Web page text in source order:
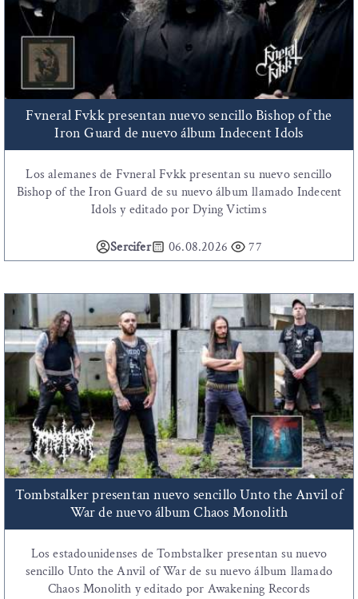
Fvneral Fvkk presentan nuevo sencillo Bishop of the
Iron Guard de nuevo álbum Indecent Idols
Los alemanes de Fvneral Fvkk presentan su nuevo sencillo
Bishop of the Iron Guard de su nuevo álbum llamado Indecent
Idols y editado por Dying Victims
Sercifer 06.08.2026 77
Tombstalker presentan nuevo sencillo Unto the Anvil of
War de nuevo álbum Chaos Monolith
Los estadounidenses de Tombstalker presentan su nuevo
sencillo Unto the Anvil of War de su nuevo álbum llamado
Chaos Monolith y editado por Awakening Records